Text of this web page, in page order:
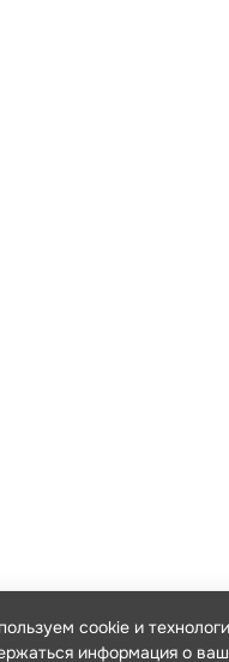
cookie и
информация о